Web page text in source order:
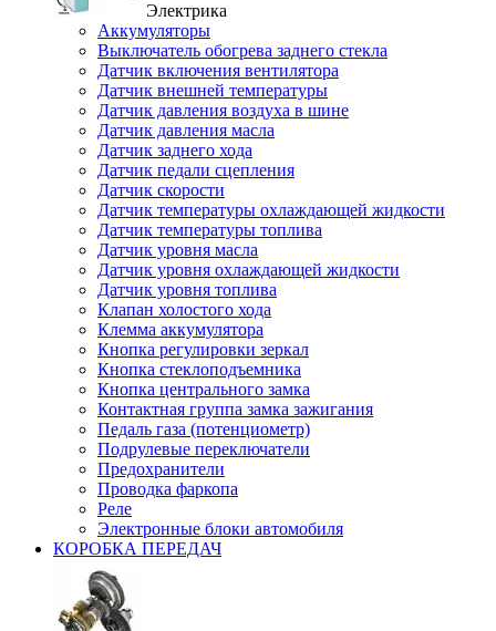
Электрика
Аккумуляторы
Выключатель обогрева заднего стекла
Датчик включения вентилятора
Датчик внешней температуры
Датчик давления воздуха в шине
Датчик давления масла
Датчик заднего хода
Датчик педали сцепления
Датчик скорости
Датчик температуры охлаждающей жидкости
Датчик температуры топлива
Датчик уровня масла
Датчик уровня охлаждающей жидкости
Датчик уровня топлива
Клапан холостого хода
Клемма аккумулятора
Кнопка регулировки зеркал
Кнопка стеклоподъемника
Кнопка центрального замка
Контактная группа замка зажигания
Педаль газа (потенциометр)
Подрулевые переключатели
Предохранители
Проводка фаркопа
Реле
Электронные блоки автомобиля
КОРОБКА ПЕРЕДАЧ